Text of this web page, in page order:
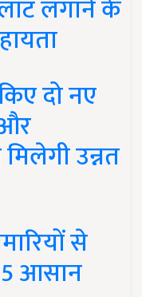
लगाने के
दो नए
उन्नत
से
आसान